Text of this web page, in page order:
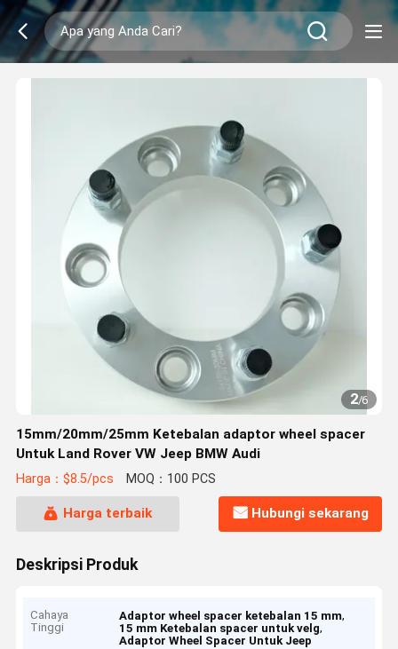
2/6
15mm/20mm/25mm Ketebalan adaptor wheel spacer
Untuk Land Rover VW Jeep BMW Audi
Harga：$8.5/pcs MOQ：100 PCS
Harga terbaik Hubungi sekarang
Deskripsi Produk
Cahaya
Tinggi
Adaptor wheel spacer ketebalan 15 mm,
15 mm Ketebalan spacer untuk velg,
Adaptor Wheel Spacer Untuk Jeep